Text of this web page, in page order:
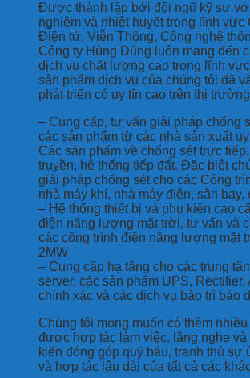
Được thành lập bởi đội ngũ kỹ sư
nghiệm và nhiệt huyết trong lĩnh vực
Điện tử, Viễn Thông, Công nghệ
Công ty Hùng Dũng luôn mang đến
dịch vụ chất lượng cao trong lĩnh
sản phẩm dịch vụ của chúng tôi đã
phát triển có uy tín cao trên thị
– Cung cấp, tư vấn giải pháp chống
các sản phẩm từ các nhà sản xuất
Các sản phẩm về chống sét trực
truyền, hệ thống tiếp đất. Đặc biệt
giải pháp chống sét cho các Công
nhà máy khí, nhà máy điện, sân bay,
– Hệ thống thiết bị và phụ kiện cao
điện năng lượng mặt trời, tư vấn và
các công trình điện năng lượng mặt
2MW
– Cung cấp hạ tầng cho các trung
server, các sản phẩm UPS, Rectifier,
chính xác và các dịch vụ bảo trì bảo
Chúng tôi mong muốn có thêm
được hợp tác làm việc, lắng nghe
kiến đóng góp quý báu, tranh thủ sự
và hợp tác lâu dài của tất cả các